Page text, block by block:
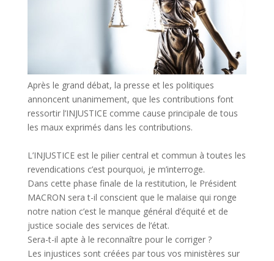
Après le grand débat, la presse et les politiques
annoncent unanimement, que les contributions font
ressortir l’INJUSTICE comme cause principale de tous
les maux exprimés dans les contributions.
L’INJUSTICE est le pilier central et commun à toutes les
revendications c’est pourquoi, je m’interroge.
Dans cette phase finale de la restitution, le Président
MACRON sera t-il conscient que le malaise qui ronge
notre nation c’est le manque général d’équité et de
justice sociale des services de l’état.
Sera-t-il apte à le reconnaître pour le corriger ?
Les injustices sont créées par tous vos ministères sur